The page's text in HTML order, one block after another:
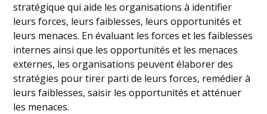
stratégique qui aide les organisations à identifier
leurs forces, leurs faiblesses, leurs opportunités et
leurs menaces. En évaluant les forces et les faiblesses
internes ainsi que les opportunités et les menaces
externes, les organisations peuvent élaborer des
stratégies pour tirer parti de leurs forces, remédier à
leurs faiblesses, saisir les opportunités et atténuer
les menaces.